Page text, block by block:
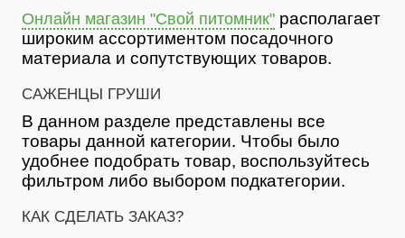
Онлайн магазин "Свой питомник" располагает
широким ассортиментом посадочного
материала и сопутствующих товаров.
САЖЕНЦЫ ГРУШИ
В данном разделе представлены все
товары данной категории. Чтобы было
удобнее подобрать товар, воспользуйтесь
фильтром либо выбором подкатегории.
КАК СДЕЛАТЬ ЗАКАЗ?